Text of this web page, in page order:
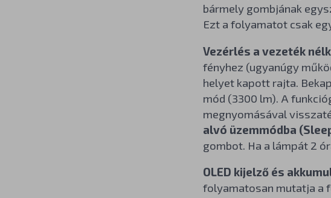
bármely gombjának
Ezt a folyamatot csak
Vezérlés a vezeték
fényhez (ugyanúgy
helyet kapott rajta.
mód (3300 lm). A
megnyomásával
alvó üzemmódba
gombot. Ha a lámpát 2
OLED kijelző és
folyamatosan mutatja a